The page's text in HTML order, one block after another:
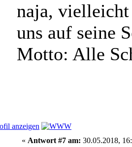
naja, vielleicht
uns auf seine
Motto: Alle
« Antwort #7 am: 30.05.2018,